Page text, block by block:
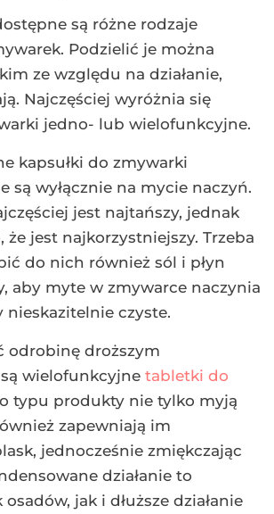
są różne rodzaje
Podzielić je można
ze względu na działanie,
Najczęściej wyróżnia się
jedno- lub wielofunkcyjne.
kapsułki do zmywarki
są wyłącznie na mycie naczyń.
jest najtańszy, jednak
że jest najkorzystniejszy. Trzeba
do nich również sól i płyn
aby myte w zmywarce naczynia
nieskazitelnie czyste.
odrobinę droższym
wielofunkcyjne tabletki do
typu produkty nie tylko myją
zapewniają im
jednocześnie zmiękczając
działanie to
jak i dłuższe działanie